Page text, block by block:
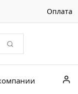
Оплата